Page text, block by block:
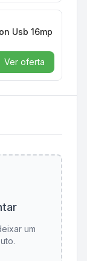
Usb 16mp Plug
Ver oferta
um